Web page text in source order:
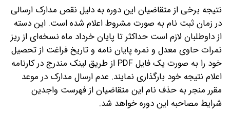
نتیجه برخی از متقاضیان این دوره به دلیل نقص مدارک ارسالی
در زمان ثبت نام به صورت مشروط اعلام شده است. این دسته
از داوطلبان لازم است حداکثر تا پایان خرداد ماه نسخه‌ای از ریز
نمرات حاوی معدل و نمره پایان نامه و تاریخ فراغت از تحصیل
خود را به صورت یک فایل PDF از طریق لینک مندرج در کارنامه
اعلام نتیجه خود بارگذاری نمایند. عدم ارسال مدارک در موعد
مقرر منجر به حذف نام این متقاضیان از فهرست واجدین
شرایط مصاحبه این دوره خواهد شد.